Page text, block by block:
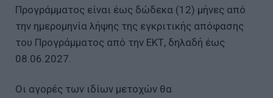
Προγράμματος είναι έως δώδεκα (12) μήνες από
την ημερομηνία λήψης της εγκριτικής απόφασης
του Προγράμματος από την ΕΚΤ, δηλαδή έως
08.06.2027.
Οι αγορές των ιδίων μετοχών θα